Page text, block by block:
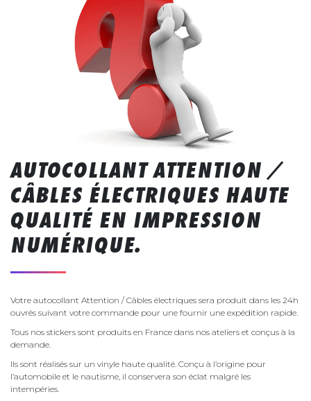
AUTOCOLLANT ATTENTION /
CÂBLES ÉLECTRIQUES HAUTE
QUALITÉ EN IMPRESSION
NUMÉRIQUE.
Votre autocollant Attention / Câbles électriques sera produit dans les 24h
ouvrés suivant votre commande pour une fournir une expédition rapide.
Tous nos stickers sont produits en France dans nos ateliers et conçus à la
demande.
Ils sont réalisés sur un vinyle haute qualité. Conçu à l’origine pour
l’automobile et le nautisme, il conservera son éclat malgré les
intempéries.